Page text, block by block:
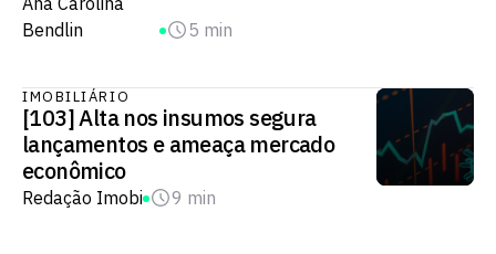
Bendlin
5 min
IMOBILIÁRIO
[103] Alta nos insumos segura
lançamentos e ameaça mercado
econômico
Redação Imobi 9 min